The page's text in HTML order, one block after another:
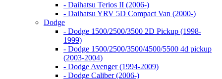
- Daihatsu Terios II (2006-)
- Daihatsu YRV 5D Compact Van (2000-)
Dodge
- Dodge 1500/2500/3500 2D Pickup (1998-
1999)
- Dodge 1500/2500/3500/4500/5500 4d pickup
(2003-2004)
- Dodge Avenger (1994-2009)
- Dodge Caliber (2006-)